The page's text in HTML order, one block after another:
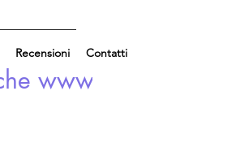
Recensioni Contatti